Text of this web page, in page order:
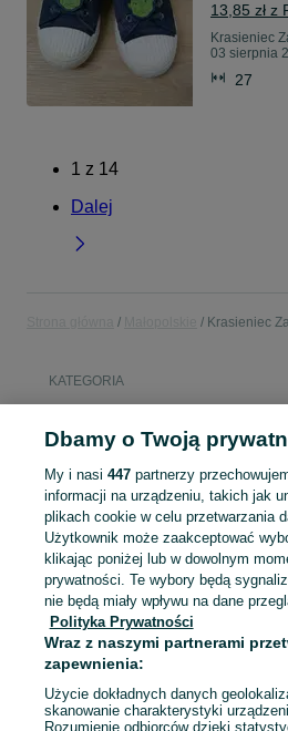
13,85 zł z
Krasieniec
03 sierpnia
27
1 z 14
Dalej
Krasieniec
KATEGORIA
Popularne
ceramiczna płyta grzewcza
Mapa kategorii
Mapa miejscowości
Mapa ministron
Popularne wyszukiwania
Dbamy o Twoją
My i nasi 447partnerzy
informacji na urządzeniu, takich jak
plikach cookie w celu przetwarzania
Użytkownik może zaakceptować
klikając poniżej lub w dowolnym
prywatności. Te wybory będą
nie będą miały wpływu na dane
Polityka Prywatności
Wraz z naszymi partnerami
zapewnienia:
Użycie dokładnych danych
skanowanie charakterystyki
Rozumienie odbiorców dzięki